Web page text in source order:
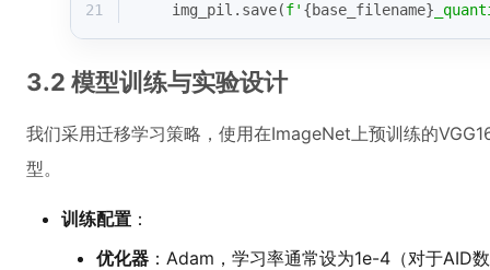
21
    img_pil.save(
f' {base_filename}
3.2 模型训练与实验设计
我们采用迁移学习策略，使用在ImageNet上预训练的
型。
训练配置 ：
优化器 ：Adam，学习率通常设为1e-4（对于AID